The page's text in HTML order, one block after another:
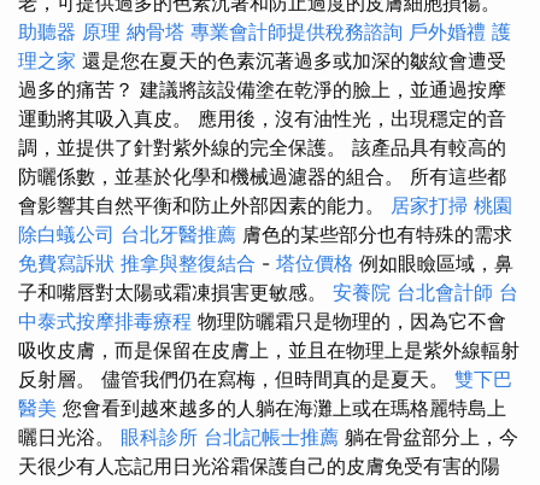
助聽器 原理 納骨塔 專業會計師提供稅務諮詢 戶外婚禮 護
理之家 還是您在夏天的色素沉著過多或加深的皺紋會遭受
過多的痛苦？ 建議將該設備塗在乾淨的臉上，並通過按摩
運動將其吸入真皮。 應用後，沒有油性光，出現穩定的音
調，並提供了針對紫外線的完全保護。 該產品具有較高的
防曬係數，並基於化學和機械過濾器的組合。 所有這些都
會影響其自然平衡和防止外部因素的能力。 居家打掃 桃園
除白蟻公司 台北牙醫推薦 膚色的某些部分也有特殊的需求
免費寫訴狀 推拿與整復結合 - 塔位價格 例如眼瞼區域，鼻
子和嘴唇對太陽或霜凍損害更敏感。 安養院 台北會計師 台
中泰式按摩排毒療程 物理防曬霜只是物理的，因為它不會
吸收皮膚，而是保留在皮膚上，並且在物理上是紫外線輻射
反射層。 儘管我們仍在寫梅，但時間真的是夏天。 雙下巴
醫美 您會看到越來越多的人躺在海灘上或在瑪格麗特島上
曬日光浴。 眼科診所 台北記帳士推薦 躺在骨盆部分上，今
天很少有人忘記用日光浴霜保護自己的皮膚免受有害的陽